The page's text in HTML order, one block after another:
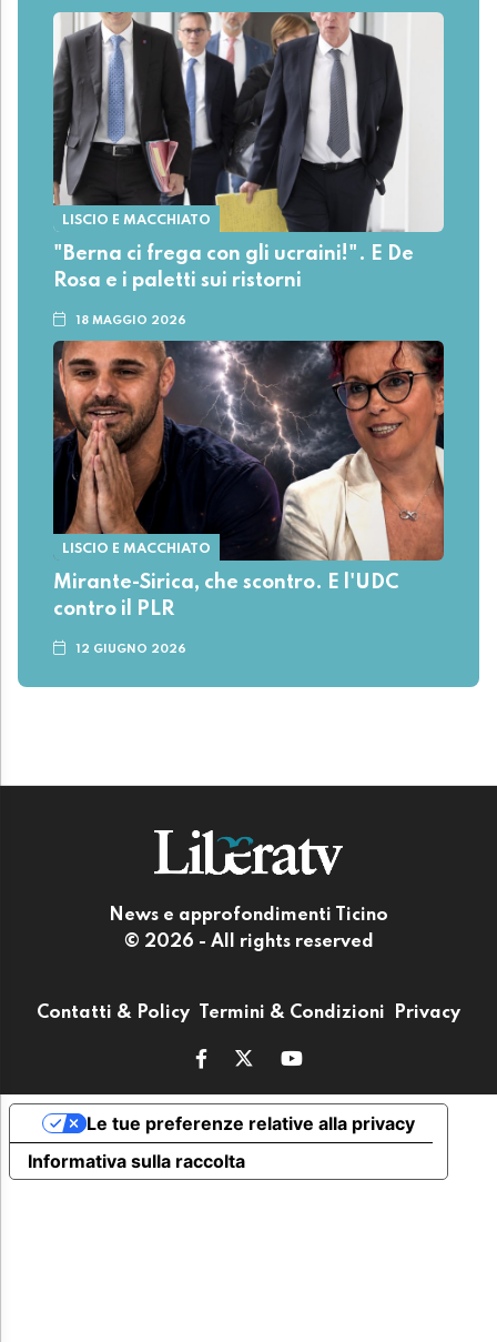
LISCIO E MACCHIATO
"Berna ci frega con gli ucraini!". E De
Rosa e i paletti sui ristorni
18 MAGGIO 2026
LISCIO E MACCHIATO
Mirante-Sirica, che scontro. E l'UDC
contro il PLR
12 GIUGNO 2026
News e approfondimenti Ticino
© 2026 - All rights reserved
Contatti & Policy Termini & Condizioni Privacy
Informativa sulla raccolta
Le tue preferenze relative alla privacy